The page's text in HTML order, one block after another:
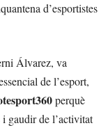
d’esportistes
Álvarez, va
de l’esport,
perquè
gaudir de l’activitat